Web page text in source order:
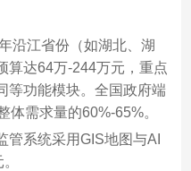
沿江省份（如湖北、湖
算达‌64万-244万元‌，重点
等功能模块‌。全国政府端
体需求量的60%-65%‌。
管系统采用GIS地图与AI